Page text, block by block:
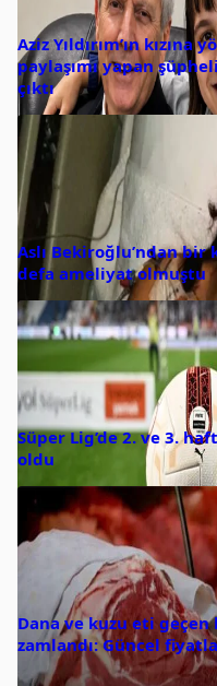
Aziz Yıldırım’ın
paylaşımı yapan
çıktı
Aslı Bekiroğlu’ndan bir
defa ameliyat olmuştu
Süper Lig’de 2. ve 3.
oldu
Dana ve kuzu eti
zamlandı: Güncel